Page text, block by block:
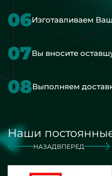
06Изготавливаем
07Вы вносите
08Выполняем
Наши
НАЗАД ВПЕРЕД